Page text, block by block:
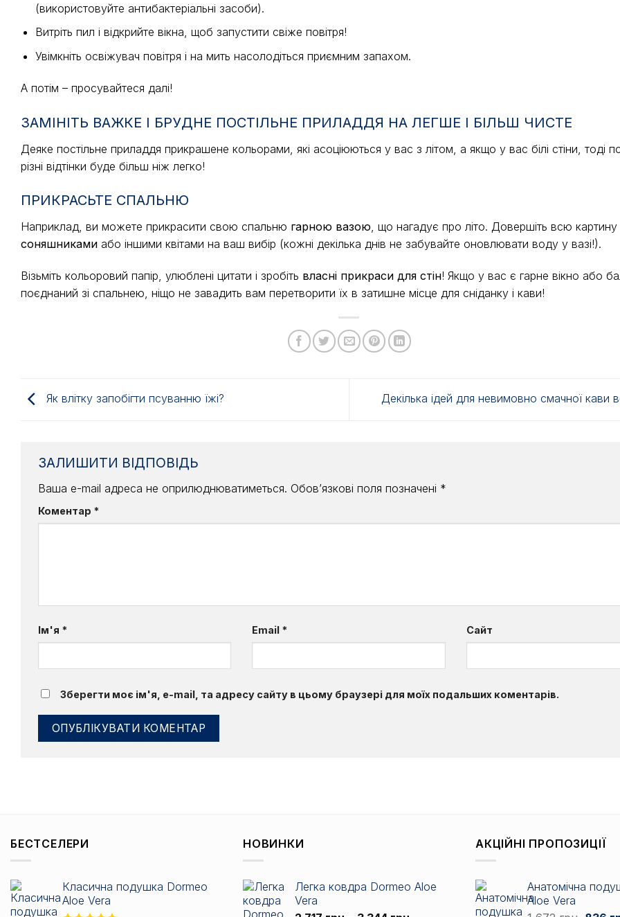
(використовуйте антибактеріальні засоби).
Витріть пил і відкрийте вікна, щоб запустити свіже повітря!
Увімкніть освіжувач повітря і на мить насолодіться приємним запахом.
А потім – просувайтеся далі!
ЗАМІНІТЬ ВАЖКЕ І БРУДНЕ ПОСТІЛЬНЕ ПРИЛАДДЯ НА ЛЕГШЕ І БІЛЬШ ЧИСТЕ
Деяке постільне приладдя прикрашене кольорами, які асоціюються у вас з літом, а якщо у вас білі стіни, тоді
різні відтінки буде більш ніж легко!
ПРИКРАСЬТЕ СПАЛЬНЮ
Наприклад, ви можете прикрасити свою спальню гарною вазою, що нагадує про літо. Довершіть всю картину
соняшниками або іншими квітами на ваш вибір (кожні декілька днів не забувайте оновлювати воду у вазі!).
Візьміть кольоровий папір, улюблені цитати і зробіть власні прикраси для стін! Якщо у вас є гарне вікно або
поєднаний зі спальнею, ніщо не завадить вам перетворити їх в затишне місце для сніданку і кави!
Як влітку запобігти псуванню їжі? Декілька ідей для невимовно смачної кави
ЗАЛИШИТИ ВІДПОВІДЬ
Ваша e-mail адреса не оприлюднюватиметься. Обов’язкові поля позначені *
Коментар *
Ім'я * Email * Сайт
Зберегти моє ім'я, e-mail, та адресу сайту в цьому браузері для моїх подальших коментарів.
БЕСТСЕЛЕРИ
Класична подушка Dormeo
Aloe Vera
НОВИНКИ
Легка ковдра Dormeo Aloe
Vera
АКЦІЙНІ ПРОПОЗИЦІЇ
Анатомічна
Aloe Vera